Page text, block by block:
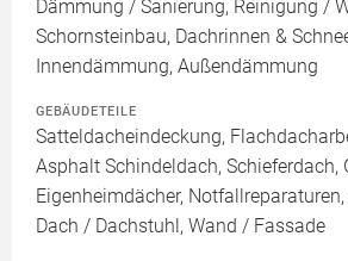
Dämmung / Sanierung, Reinigung /
Schornsteinbau, Dachrinnen &
Innendämmung, Außendämmung
GEBÄUDETEILE
Satteldacheindeckung,
Asphalt Schindeldach, Schieferdach,
Eigenheimdächer,
Dach / Dachstuhl, Wand / Fassade